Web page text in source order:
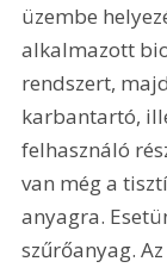
üzembe
alkalmazott
rendszert,
karbantartó,
felhasználó
van még a
anyagra.
szűrőanyag.